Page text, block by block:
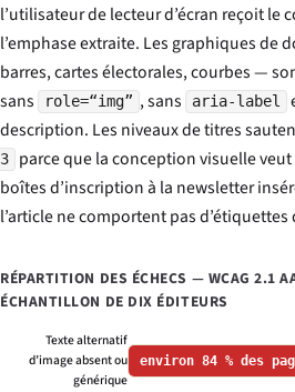
l’utilisateur de lecteur d’écran reçoit le
l’emphase extraite. Les graphiques de
barres, cartes électorales, courbes —
sans
role=“img” , sans aria-label
description. Les niveaux de titres
3
parce que la conception visuelle
boîtes d’inscription à la newsletter
l’article ne comportent pas d’étiquettes
RÉPARTITION DES ÉCHECS — WCAG 2.1
ÉCHANTILLON DE DIX ÉDITEURS
Texte alternatif
d’image absent ou
générique
environ 84 % des